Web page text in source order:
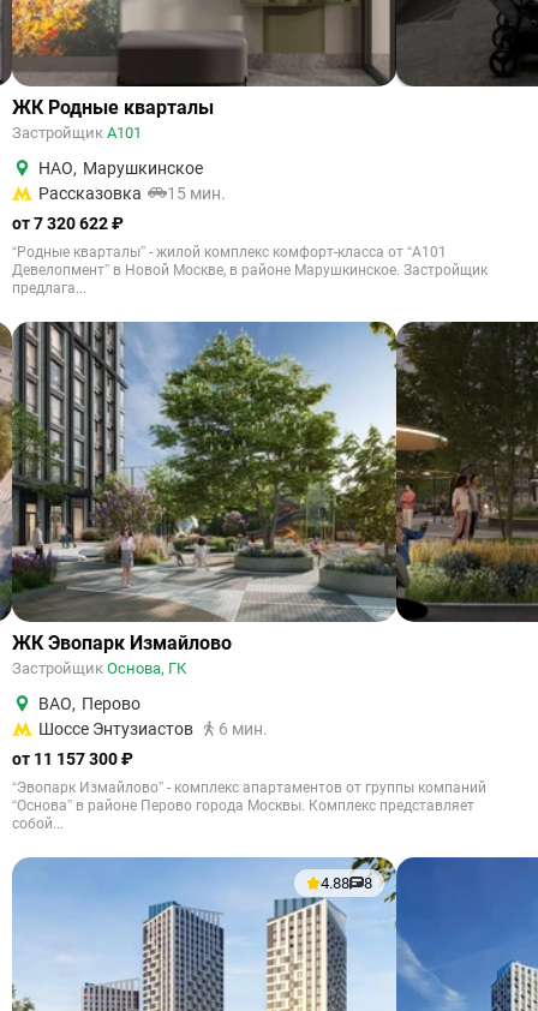
ЖК Родные кварталы
Застройщик А101
НАО, Марушкинское
Рассказовка
15 мин.
от 7 320 622 ₽
“Родные кварталы” - жилой комплекс комфорт-класса от “А101
Девелопмент” в Новой Москве, в районе Марушкинское. Застройщик
предлага...
ЖК Эвопарк Измайлово
Застройщик Основа, ГК
ВАО, Перово
Шоссе Энтузиастов
6 мин.
от 11 157 300 ₽
“Эвопарк Измайлово” - комплекс апартаментов от группы компаний
“Основа” в районе Перово города Москвы. Комплекс представляет
собой...
4.88 8